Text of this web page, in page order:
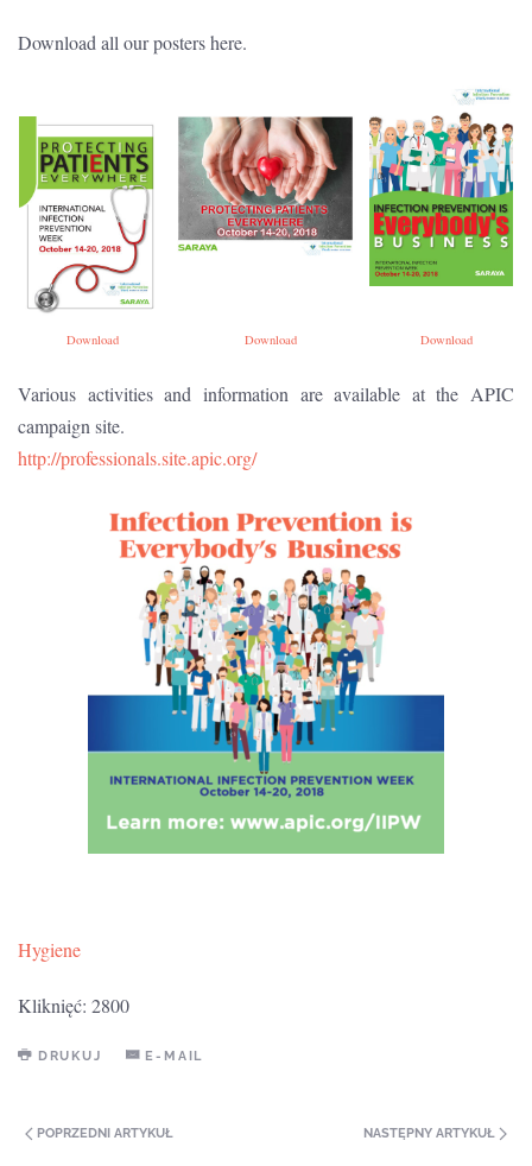
Download all our posters here.
Download Download Download
Various activities and information are available at the APIC
campaign site.
http://professionals.site.apic.org/
Hygiene
Kliknięć: 2800
DRUKUJ E-MAIL
POPRZEDNI ARTYKUŁ NASTĘPNY ARTYKUŁ